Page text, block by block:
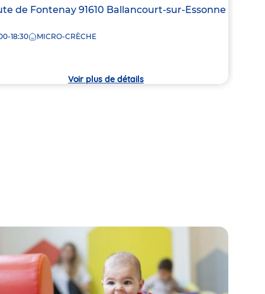
de Fontenay 91610 Ballancourt-sur-Essonne
18:30 MICRO-CRÈCHE
Voir plus de détails